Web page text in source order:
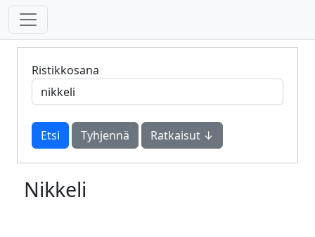
Ristikkosana
Tyhjennä Ratkaisut ↓
Nikkeli